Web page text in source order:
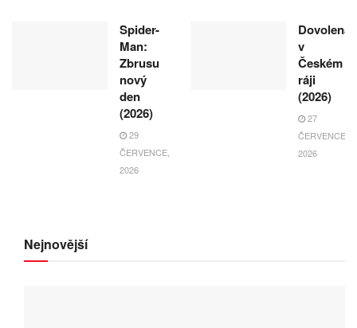
Spider-
Man:
Zbrusu
nový
den
(2026)
29
ČERVENCE,
2026
Dovolená
v
Českém
ráji
(2026)
27
ČERVENCE,
2026
Nejnovější